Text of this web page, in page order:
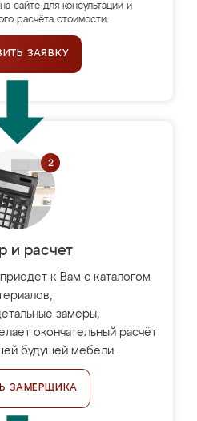
сайте для консультации и
расчёта стоимости.
ЗАЯВКУ
и расчет
к Вам с каталогом
замеры,
окончательный расчёт
будущей мебели.
ЗАМЕРЩИКА